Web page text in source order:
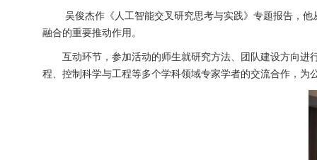
吴俊杰作《人工智能交叉研究思考与实践》专题报告，
融合的重要推动作用。
互动环节，参加活动的师生就研究方法、团队建设方向进
程、控制科学与工程等多个学科领域专家学者的交流合作，